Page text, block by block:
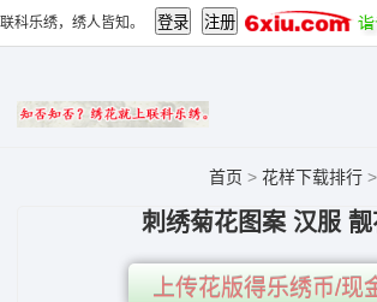
联科乐绣，绣人皆知。
首页 > 花样下载排行 >
刺绣菊花图案 汉服 靓
上传花版得乐绣币/现